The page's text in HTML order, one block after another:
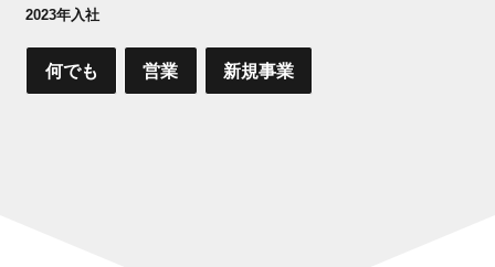
2023年入社
何でも 営業 新規事業